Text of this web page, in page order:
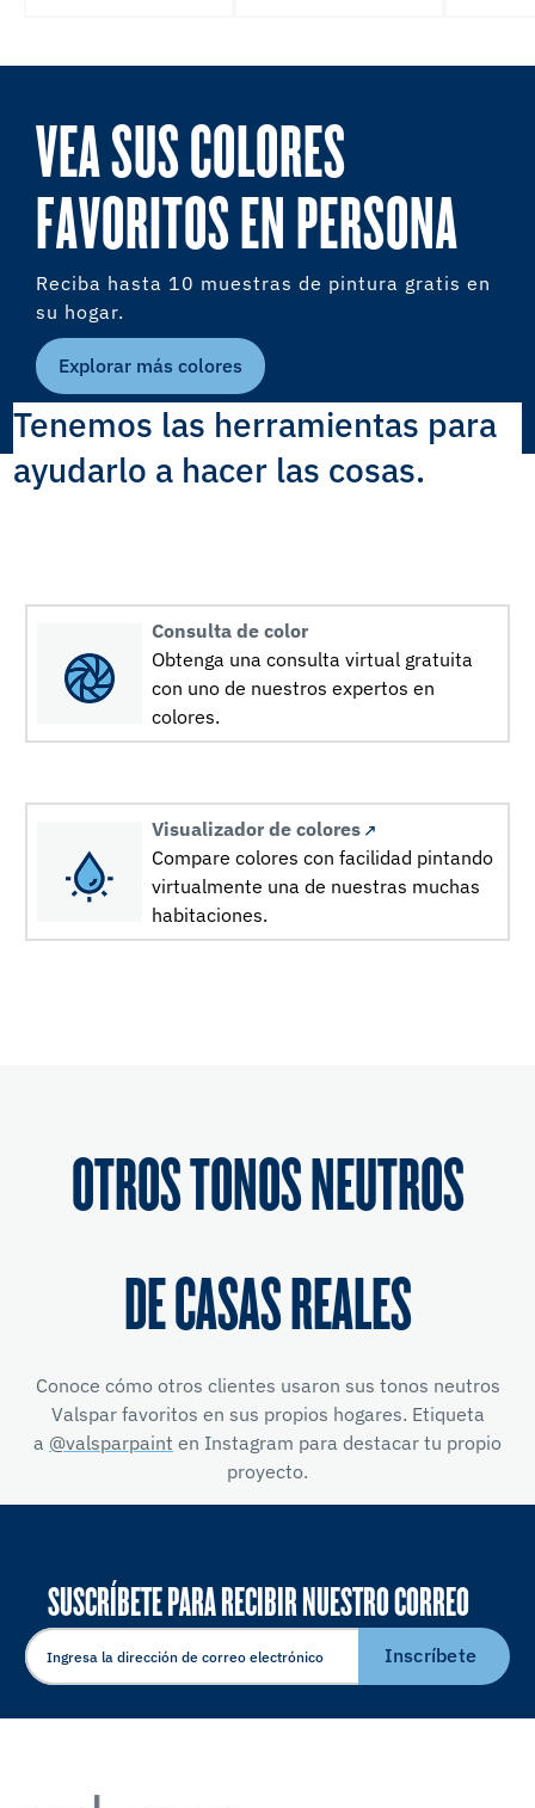
VEA SUS COLORES
FAVORITOS EN PERSONA
Reciba hasta 10 muestras de pintura gratis en
su hogar.
Explorar más colores
Tenemos las herramientas para
ayudarlo a hacer las cosas.
Consulta de color
Obtenga una consulta virtual gratuita
con uno de nuestros expertos en
colores.
Visualizador de colores
Compare colores con facilidad pintando
virtualmente una de nuestras muchas
habitaciones.
OTROS TONOS NEUTROS
DE CASAS REALES
Conoce cómo otros clientes usaron sus tonos neutros
Valspar favoritos en sus propios hogares. Etiqueta
a @valsparpaint en Instagram para destacar tu propio
proyecto.
SUSCRÍBETE PARA RECIBIR NUESTRO CORREO
ELECTRÓNICO
Inscríbete